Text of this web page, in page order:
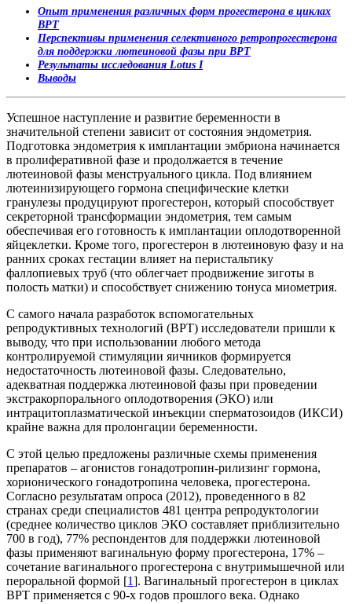
Опыт применения различных форм прогестерона в циклах
ВРТ
Перспективы применения селективного ретропрогестерона
для поддержки лютеиновой фазы при ВРТ
Результаты исследования Lotus I
Выводы
Успешное наступление и развитие беременности в
значительной степени зависит от состояния эндометрия.
Подготовка эндометрия к имплантации эмбриона начинается
в пролиферативной фазе и продолжается в течение
лютеиновой фазы менструального цикла. Под влиянием
лютеинизирующего гормона специфические клетки
гранулезы продуцируют прогестерон, который способствует
секреторной транс­формации эндометрия, тем самым
обеспечивая его готовность к имплантации оплодотворенной
яйцеклетки. Кроме того, прогестерон в лютеиновую фазу и на
ранних сроках гестации влияет на перистальтику
фаллопиевых труб (что облегчает продвижение зиготы в
полость матки) и способствует снижению тонуса миометрия.
С самого начала разработок вспомогательных
репродуктивных технологий (ВРТ) исследователи пришли к
выводу, что при использовании любого метода
контролируемой стимуляции яичников формируется
недостаточность лютеиновой фазы. Следовательно,
адекватная поддержка лютеиновой фазы при проведении
экстракорпорального оплодотворения (ЭКО) или
интрацитоплазматической инъекции сперматозоидов (ИКСИ)
крайне важна для пролонгации беременности.
С этой целью предложены различные схемы применения
препаратов – агонистов гонадо­тропин-рилизинг гормона,
хорионического гонадотропина человека, прогестерона.
Согласно результатам опроса (2012), проведенного в 82
странах среди специалистов 481 центра репродуктологии
(среднее количество циклов ЭКО составляет приблизительно
700 в год), 77% респондентов для поддержки лютеиновой
фазы применяют вагинальную форму прогестерона, 17% –
сочетание вагинального прогестерона с внутримышечной или
пероральной формой [1]. Вагинальный прогестерон в циклах
ВРТ применяется с 90-х годов прошлого века. Однако